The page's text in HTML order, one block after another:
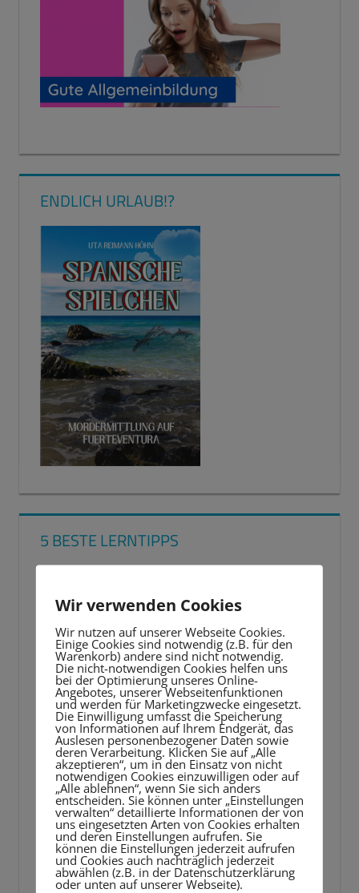
ENDLICH URLAUB!?
5 BESTE LERNTIPPS
Player
Wir verwenden Cookies
Wir nutzen auf unserer Webseite Cookies.
Einige Cookies sind notwendig (z.B. für den
Warenkorb) andere sind nicht notwendig.
Die nicht-notwendigen Cookies helfen uns
bei der Optimierung unseres Online-
Angebotes, unserer Webseitenfunktionen
und werden für Marketingzwecke eingesetzt.
Die Einwilligung umfasst die Speicherung
von Informationen auf Ihrem Endgerät, das
Auslesen personenbezogener Daten sowie
deren Verarbeitung. Klicken Sie auf „Alle
akzeptieren“, um in den Einsatz von nicht
notwendigen Cookies einzuwilligen oder auf
„Alle ablehnen“, wenn Sie sich anders
entscheiden. Sie können unter „Einstellungen
verwalten“ detaillierte Informationen der von
uns eingesetzten Arten von Cookies erhalten
und deren Einstellungen aufrufen. Sie
können die Einstellungen jederzeit aufrufen
und Cookies auch nachträglich jederzeit
abwählen (z.B. in der Datenschutzerklärung
oder unten auf unserer Webseite).